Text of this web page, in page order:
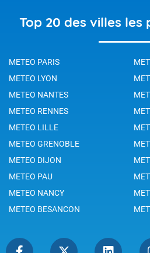
Top 20 des villes les
METEO PARIS
METEO LYON
METEO NANTES
METEO RENNES
METEO LILLE
METEO GRENOBLE
METEO DIJON
METEO PAU
METEO NANCY
METEO BESANCON